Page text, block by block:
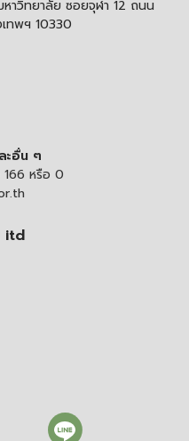
วิทยาลัย ซอยจุฬา 12 ถนน
ทพฯ 10330
ะอื่น ๆ
หรือ 0
itd